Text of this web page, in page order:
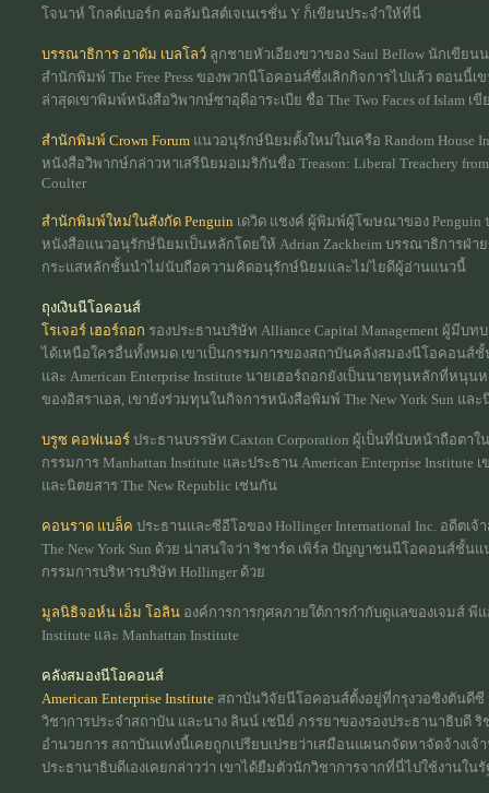
โจนาห์ โกลด์เบอร์ก คอลัมนิสต์เจเนเรชั่น Y ก็เขียนประจำให้ที่นี่
บรรณาธิการ อาดัม เบลโลว์ ลูกชายหัวเอียงขวาของ Saul Bellow นักเขีย
สำนักพิมพ์ The Free Press ของพวกนีโอคอนส์ซึ่งเลิกกิจการไปแล้ว ตอนนี้
ล่าสุดเขาพิมพ์หนังสือวิพากษ์ซาอุดีอาระเบีย ชื่อ The Two Faces of Islam เขี
สำนักพิมพ์ Crown Forum แนวอนุรักษ์นิยมตั้งใหม่ในเครือ Random
หนังสือวิพากษ์กล่าวหาเสรีนิยมอเมริกันชื่อ Treason: Liberal Treachery from
Coulter
สำนักพิมพ์ใหม่ในสังกัด Penguin เดวิด แชงค์ ผู้พิมพ์ผู้โฆษณาของ
หนังสือแนวอนุรักษ์นิยมเป็นหลักโดยให้ Adrian Zackheim บรรณาธิการฝ่
กระแสหลักชั้นนำไม่นับถือความคิดอนุรักษ์นิยมและไม่ไยดีผู้อ่านแนวนี้
ถุงเงินนีโอคอนส์
โรเจอร์ เฮอร์ถอก รองประธานบริษัท Alliance Capital Management ผู้
ได้เหนือใครอื่นทั้งหมด เขาเป็นกรรมการของสถาบันคลังสมองนีโอคอนส์ชั้น
และ American Enterprise Institute นายเฮอร์ถอกยังเป็นนายทุนหลักที่หนุน
ของอิสราเอล, เขายังร่วมทุนในกิจการหนังสือพิมพ์ The New York Sun และ
บรูซ คอฟเนอร์ ประธานบรรษัท Caxton Corporation ผู้เป็นที่นับหน้าถือตา
กรรมการ Manhattan Institute และประธาน American Enterprise
และนิตยสาร The New Republic เช่นกัน
คอนราด แบล็ค ประธานและซีอีโอของ Hollinger International Inc. อดีต
The New York Sun ด้วย น่าสนใจว่า ริชาร์ด เพิร์ล ปัญญาชนนีโอคอนส์ชั้
กรรมการบริหารบริษัท Hollinger ด้วย
มูลนิธิจอห์น เอ็ม โอลิน องค์การการกุศลภายใต้การกำกับดูแลของเจมส์ พี
Institute และ Manhattan Institute
คลังสมองนีโอคอนส์
American Enterprise Institute สถาบันวิจัยนีโอคอนส์ตั้งอยู่ที่กรุงวอชิงตันดีซี
วิชาการประจำสถาบัน และนาง ลินน์ เชนีย์ ภรรยาของรองประธานาธิบดี ริ
อำนวยการ สถาบันแห่งนี้เคยถูกเปรียบเปรยว่าเสมือนแผนกจัดหาจัดจ้างเ
ประธานาธิบดีเองเคยกล่าวว่า เขาได้ยืมตัวนักวิชาการจากที่นี่ไปใช้งานใน